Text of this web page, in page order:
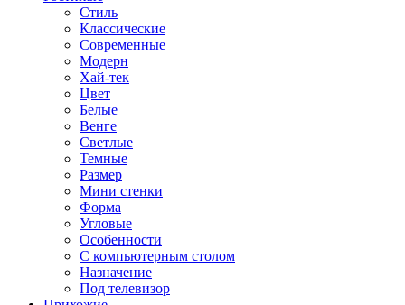
Стиль
Классические
Современные
Модерн
Хай-тек
Цвет
Белые
Венге
Светлые
Темные
Размер
Мини стенки
Форма
Угловые
Особенности
С компьютерным столом
Назначение
Под телевизор